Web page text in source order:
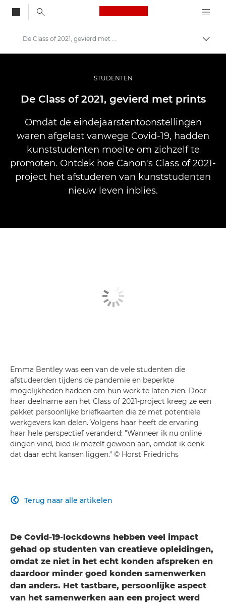
Canon Logo, back
Professionele fotografie en video
Verhalen
De Class of 2021, gevierd met prints
STUDENTEN
De Class of 2021, gevierd met prints
Omdat de eindejaarstentoonstellingen
waren afgelast vanwege Covid-19, hadden
kunststudenten moeite om zichzelf te
promoten. Ontdek hoe Canon's Class of 2021-
project het afstuderen van kunststudenten
nieuw leven inblies.
Emma Bentley was een van de vele studenten die
afstudeerden tijdens de pandemie en beperkte
mogelijkheden hadden om hun werk te laten zien. Door
haar deelname aan het Class of 2021-project kreeg ze een
pakket persoonlijke briefkaarten die ze met potentiële
werkgevers kan delen. Volgens haar heeft de ervaring
haar hele perspectief veranderd: "Wanneer ik nu online
dingen vind, bied ik mezelf gewoon aan, omdat ik denk
dat daar echt kansen liggen." © Horst Friedrichs
Terug naar alle artikelen

De Covid-19-lockdowns hebben veel impact
gehad op studenten van creatieve opleidingen,
omdat ze niet in het echt konden afspreken en
daardoor minder goed konden samenwerken
dan anders. Het tastbare, persoonlijke aspect
van het samenwerken aan een project werd